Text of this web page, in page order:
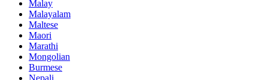
Malay
Malayalam
Maltese
Maori
Marathi
Mongolian
Burmese
Nepali